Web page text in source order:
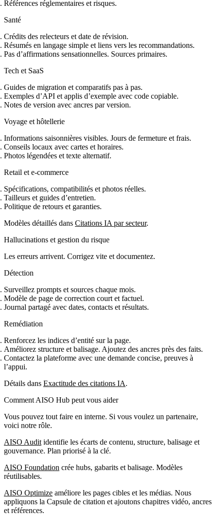
Références réglementaires et risques.
Santé
Crédits des relecteurs et date de révision.
Résumés en langage simple et liens vers les recommandations.
Pas d’affirmations sensationnelles. Sources primaires.
Tech et SaaS
Guides de migration et comparatifs pas à pas.
Exemples d’API et applis d’exemple avec code copiable.
Notes de version avec ancres par version.
Voyage et hôtellerie
Informations saisonnières visibles. Jours de fermeture et frais.
Conseils locaux avec cartes et horaires.
Photos légendées et texte alternatif.
Retail et e‑commerce
Spécifications, compatibilités et photos réelles.
Tailleurs et guides d’entretien.
Politique de retours et garanties.
Modèles détaillés dans Citations IA par secteur.
Hallucinations et gestion du risque
Les erreurs arrivent. Corrigez vite et documentez.
Détection
Surveillez prompts et sources chaque mois.
Modèle de page de correction court et factuel.
Journal partagé avec dates, contacts et résultats.
Remédiation
Renforcez les indices d’entité sur la page.
Améliorez structure et balisage. Ajoutez des ancres près des faits.
Contactez la plateforme avec une demande concise, preuves à
l’appui.
Détails dans Exactitude des citations IA.
Comment AISO Hub peut vous aider
Vous pouvez tout faire en interne. Si vous voulez un partenaire,
voici notre rôle.
AISO Audit identifie les écarts de contenu, structure, balisage et
gouvernance. Plan priorisé à la clé.
AISO Foundation crée hubs, gabarits et balisage. Modèles
réutilisables.
AISO Optimize améliore les pages cibles et les médias. Nous
appliquons la Capsule de citation et ajoutons chapitres vidéo, ancres
et références.